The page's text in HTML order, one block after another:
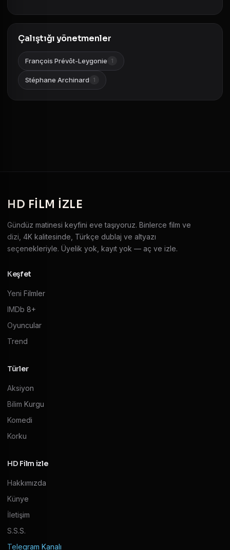
Çalıştığı yönetmenler
François Prévôt-Leygonie 1
Stéphane Archinard 1
HD FILM IZLE
Gündüz matinesi keyfini eve taşıyoruz. Binlerce film ve
dizi, 4K kalitesinde, Türkçe dublaj ve altyazı
seçenekleriyle. Üyelik yok, kayıt yok — aç ve izle.
Keşfet
Yeni Filmler
IMDb 8+
Oyuncular
Trend
Türler
Aksiyon
Bilim Kurgu
Komedi
Korku
HD Film izle
Hakkımızda
Künye
İletişim
S.S.S.
Telegram Kanalı